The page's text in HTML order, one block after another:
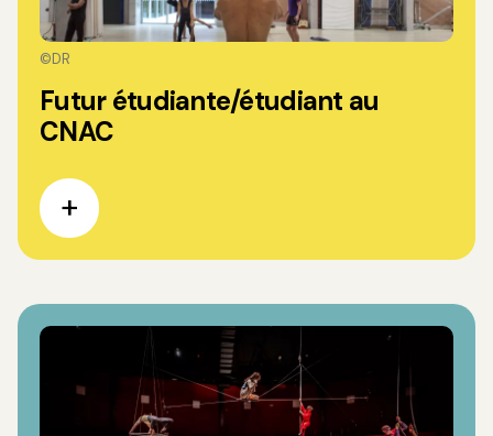
©DR
Futur étudiante/étudiant au
CNAC